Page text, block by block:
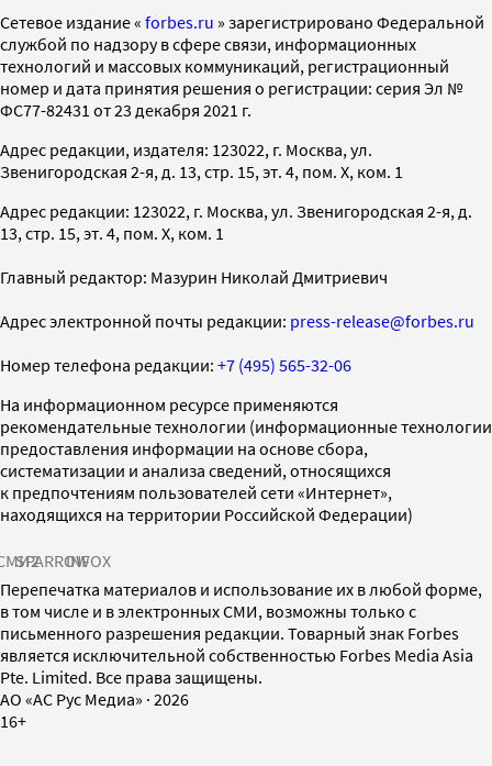
Cетевое издание « forbes.ru » зарегистрировано Федеральной
службой по надзору в сфере связи, информационных
технологий и массовых коммуникаций, регистрационный
номер и дата принятия решения о регистрации: серия Эл №
ФС77-82431 от 23 декабря 2021 г.
Адрес редакции, издателя: 123022, г. Москва, ул.
Звенигородская 2-я, д. 13, стр. 15, эт. 4, пом. X, ком. 1
Адрес редакции: 123022, г. Москва, ул. Звенигородская 2-я, д.
13, стр. 15, эт. 4, пом. X, ком. 1
Главный редактор: Мазурин Николай Дмитриевич
Адрес электронной почты редакции: press-release@forbes.ru
Номер телефона редакции: +7 (495) 565-32-06
На информационном ресурсе применяются
рекомендательные технологии (информационные технологии
предоставления информации на основе сбора,
систематизации и анализа сведений, относящихся
к предпочтениям пользователей сети «Интернет»,
находящихся на территории Российской Федерации)
SPARROWINFOX
Перепечатка материалов и использование их в любой форме,
в том числе и в электронных СМИ, возможны только с
письменного разрешения редакции. Товарный знак Forbes
является исключительной собственностью Forbes Media Asia
Pte. Limited. Все права защищены.
AO «АС Рус Медиа» · 2026
16+